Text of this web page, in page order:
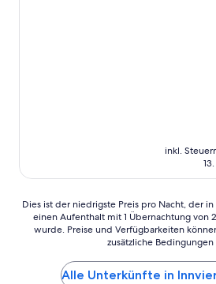
inkl.
Dies
der
Dies ist der niedrigste Preis pro Nacht, der
einen Aufenthalt mit 1 Übernachtung von
wurde. Preise und Verfügbarkeiten
zusätzliche
Alle Unterkünfte in